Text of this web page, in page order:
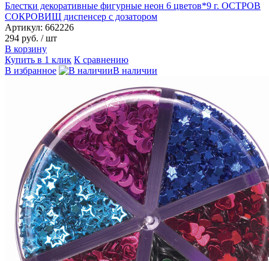
Блестки декоративные фигурные неон 6 цветов*9 г. ОСТРОВ
СОКРОВИЩ диспенсер с дозатором
Артикул: 662226
294 руб. / шт
В корзину
Купить в 1 клик К сравнению
В избранное
В наличии